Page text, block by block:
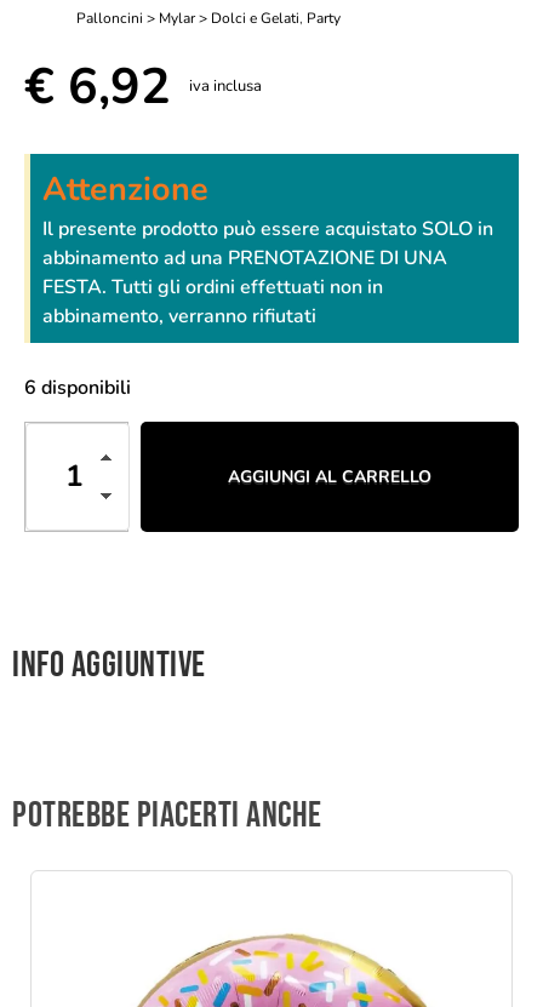
Palloncini > Mylar > Dolci e Gelati, Party
€ 6,92 iva inclusa
Attenzione
Il presente prodotto può essere acquistato SOLO in
abbinamento ad una PRENOTAZIONE DI UNA
FESTA. Tutti gli ordini effettuati non in
abbinamento, verranno rifiutati
6 disponibili
AGGIUNGI AL CARRELLO
Info aggiuntive
Potrebbe piacerti anche